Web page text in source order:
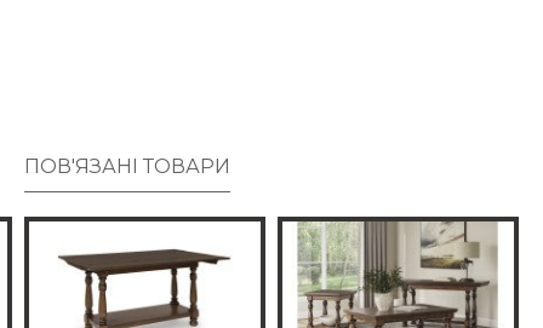
ПОВ'ЯЗАНІ ТОВАРИ